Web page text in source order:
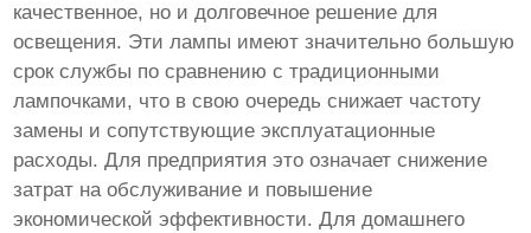
качественное, но и долговечное решение для
освещения. Эти лампы имеют значительно большую
срок службы по сравнению с традиционными
лампочками, что в свою очередь снижает частоту
замены и сопутствующие эксплуатационные
расходы. Для предприятия это означает снижение
затрат на обслуживание и повышение
экономической эффективности. Для домашнего